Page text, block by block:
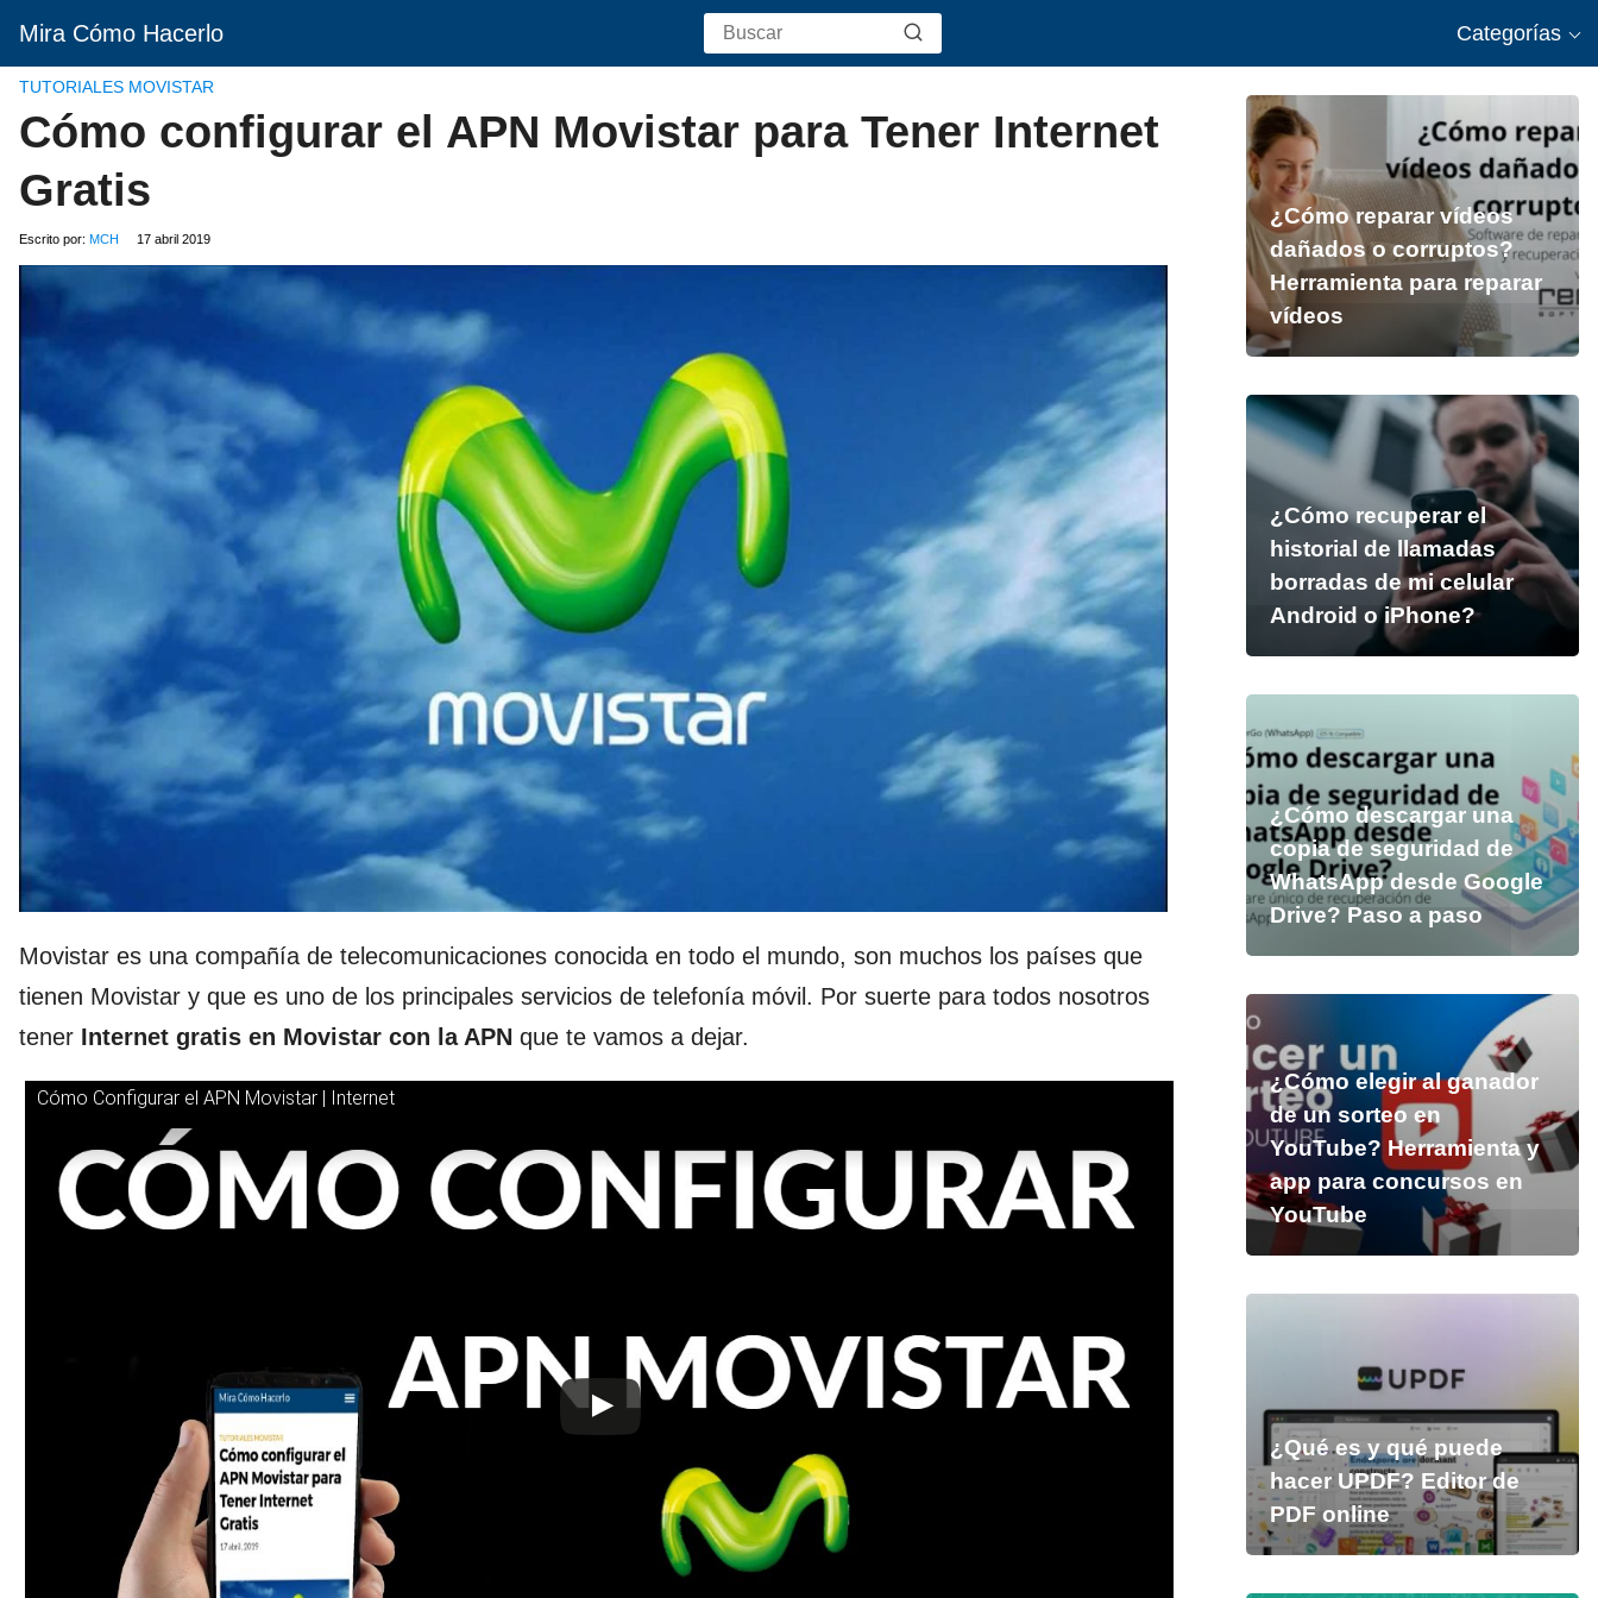
Mira Cómo Hacerlo Categorías
TUTORIALES MOVISTAR
Cómo configurar el APN Movistar para Tener Internet
Gratis
Escrito por: MCH 17 abril 2019
Movistar es una compañía de telecomunicaciones conocida en todo el mundo, son muchos los países que
tienen Movistar y que es uno de los principales servicios de telefonía móvil. Por suerte para todos nosotros
tener Internet gratis en Movistar con la APN que te vamos a dejar.
Cómo Configurar el APN Movistar | Internet
¿Cómo reparar vídeos
dañados o corruptos?
Herramienta para reparar
vídeos
¿Cómo recuperar el
historial de llamadas
borradas de mi celular
Android o iPhone?
¿Cómo descargar una
copia de seguridad de
WhatsApp desde Google
Drive? Paso a paso
¿Cómo elegir al ganador
de un sorteo en
YouTube? Herramienta y
app para concursos en
YouTube
¿Qué es y qué puede
hacer UPDF? Editor de
PDF online